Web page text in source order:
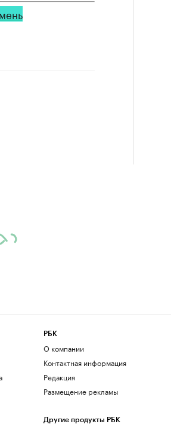
РБК
О компании
Контактная информация
Редакция
Размещение рекламы
Другие продукты РБК